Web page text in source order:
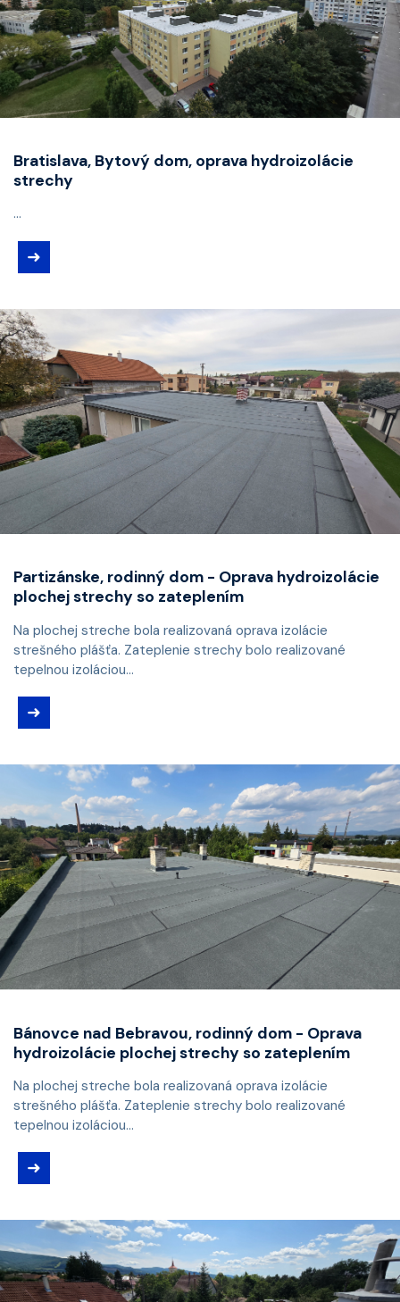
Bratislava, Bytový dom, oprava hydroizolácie
strechy
...
➜
Partizánske, rodinný dom - Oprava hydroizolácie
plochej strechy so zateplením
Na plochej streche bola realizovaná oprava izolácie
strešného plášťa. Zateplenie strechy bolo realizované
tepelnou izoláciou...
➜
Bánovce nad Bebravou, rodinný dom - Oprava
hydroizolácie plochej strechy so zateplením
Na plochej streche bola realizovaná oprava izolácie
strešného plášťa. Zateplenie strechy bolo realizované
tepelnou izoláciou...
➜